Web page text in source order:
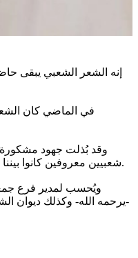
إنه الشعر الشعبي يبقى
في الماضي كان
وقد بُذلت جهود
شعبيين معروفين كانوا بيننا رحمهم الله، ويحفظون قصائد شعراء سبقوهم؟ ربما لم تطرأ عليهم مثل هذه الفكرة لأن تلك المحلات كانت مهمتها بيع وتوزيع شرائط «الكاسيت» لأغاني مئات المطربين والمطربات.
ويُحسب لمدير فرع
-يرحمه الله- وكذلك ديوان